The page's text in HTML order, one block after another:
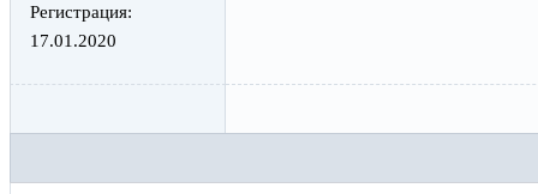
Регистрация:
17.01.2020